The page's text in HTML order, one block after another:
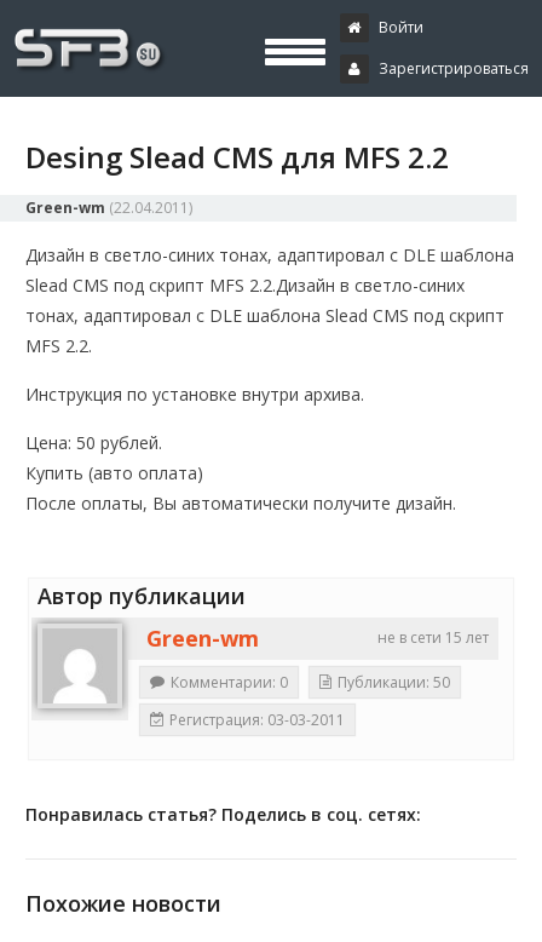
Буксы, программирование,
криптовалюта
криптовалюта и майнинг, экономические игры
Войти
Зарегистрироваться
Desing Slead CMS для MFS 2.2
Green-wm (22.04.2011)
Дизайн в светло-синих тонах, адаптировал с DLE шаблона
Slead CMS под скрипт MFS 2.2.Дизайн в светло-синих
тонах, адаптировал с DLE шаблона Slead CMS под скрипт
MFS 2.2.
Инструкция по установке внутри архива.
Цена: 50 рублей.
Купить (авто оплата)
После оплаты, Вы автоматически получите дизайн.
Автор публикации
не в сети 15 лет
Green-wm
Комментарии: 0
Публикации: 50
Регистрация: 03-03-2011
Понравилась статья? Поделись в соц. сетях:
Похожие новости